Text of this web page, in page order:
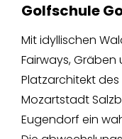
Golfschule
Mit idyllischen
Fairways,
Platzarchitekt
Mozartstadt
Eugendorf ein